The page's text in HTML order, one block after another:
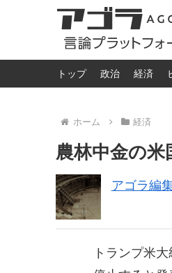
トップ 政治 経済
ホーム 経済
農林中金の
アゴラ編
トランプ米